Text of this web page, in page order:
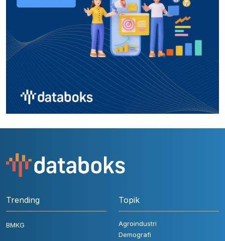
Trending
BMKG
Topik
Agroindustri
Demografi